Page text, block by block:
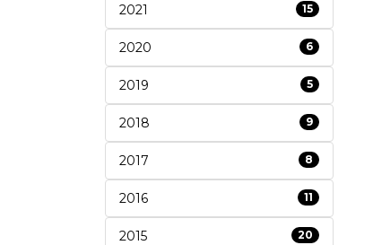
2021 15
2020 6
2019 5
2018 9
2017 8
2016 11
2015 20